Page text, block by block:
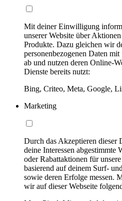
Mit deiner Einwilligung
unserer Website über
Produkte. Dazu gleichen wir
personenbezogenen Daten
ab und nutzen deren Online-
Dienste bereits nutzt:
Bing, Criteo, Meta, Google,
Marketing
Durch das Akzeptieren dieser
deine Interessen abgestimmte
oder Rabattaktionen für
basierend auf deinem Surf-
sowie deren Erfolge messen.
wir auf dieser Webseite